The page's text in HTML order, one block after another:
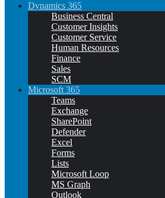
Dynamics 365
Business Central
Customer Insights
Customer Service
Human Resources
Finance
Sales
SCM
Microsoft 365
Teams
Exchange
SharePoint
Defender
Excel
Forms
Lists
Microsoft Loop
MS Graph
Outlook